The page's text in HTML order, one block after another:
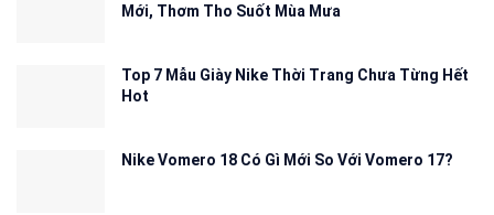
Mới, Thơm Tho Suốt Mùa Mưa
Top 7 Mẫu Giày Nike Thời Trang Chưa Từng Hết
Hot
Nike Vomero 18 Có Gì Mới So Với Vomero 17?